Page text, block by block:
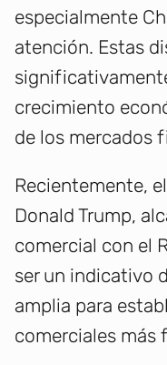
especialmente
atención. Estas
crecimiento
de los mercados
Recientemente,
Donald Trump,
comercial con el
ser un indicativo
amplia para
comerciales más